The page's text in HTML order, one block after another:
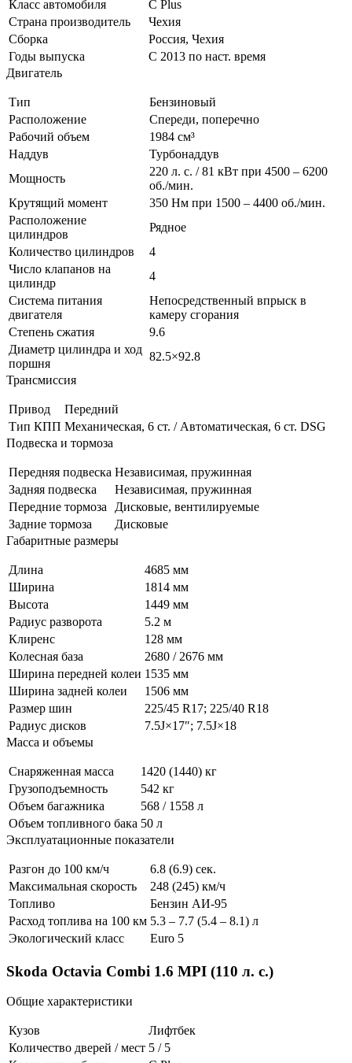
Класс автомобиля
С Plus
Страна производитель
Чехия
Сборка
Россия, Чехия
Годы выпуска
С 2013 по наст. время
Двигатель
Тип
Бензиновый
Расположение
Спереди, поперечно
Рабочий объем
1984 см³
Наддув
Турбонаддув
Мощность
220 л. с. / 81 кВт при 4500 – 6200
об./мин.
Крутящий момент
350 Нм при 1500 – 4400 об./мин.
Расположение
цилиндров
Рядное
Количество цилиндров
4
Число клапанов на
цилиндр
4
Система питания
двигателя
Непосредственный впрыск в
камеру сгорания
Степень сжатия
9.6
Диаметр цилиндра и ход
поршня
82.5×92.8
Трансмиссия
Привод
Передний
Тип КПП Механическая, 6 ст. / Автоматическая, 6 ст. DSG
Подвеска и тормоза
Передняя подвеска Независимая, пружинная
Задняя подвеска
Независимая, пружинная
Передние тормоза
Дисковые, вентилируемые
Задние тормоза
Дисковые
Габаритные размеры
Длина
4685 мм
Ширина
1814 мм
Высота
1449 мм
Радиус разворота
5.2 м
Клиренс
128 мм
Колесная база
2680 / 2676 мм
Ширина передней колеи 1535 мм
Ширина задней колеи
1506 мм
Размер шин
225/45 R17; 225/40 R18
Радиус дисков
7.5J×17″; 7.5J×18
Масса и объемы
Снаряженная масса
1420 (1440) кг
Грузоподъемность
542 кг
Объем багажника
568 / 1558 л
Объем топливного бака 50 л
Эксплуатационные показатели
Разгон до 100 км/ч
6.8 (6.9) сек.
Максимальная скорость
248 (245) км/ч
Топливо
Бензин АИ-95
Расход топлива на 100 км 5.3 – 7.7 (5.4 – 8.1) л
Экологический класс
Euro 5
Skoda Octavia Combi 1.6 MPI (110 л. с.)
Общие характеристики
Кузов
Лифтбек
Количество дверей / мест 5 / 5